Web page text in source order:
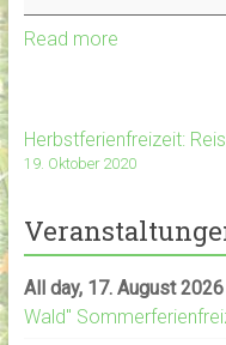
Read more
Herbstferienfreizeit:
19. Oktober 2020
All day, 17. August 2026
Wald"